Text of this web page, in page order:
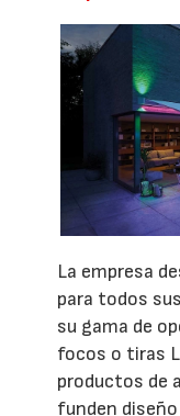
La empresa
para todos
su gama de
focos o tiras
productos de
funden